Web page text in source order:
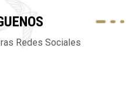
Redes Sociales